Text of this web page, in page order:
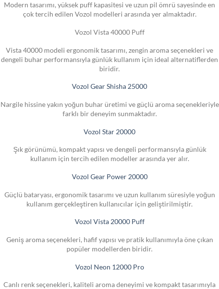
Modern tasarımı, yüksek puff kapasitesi ve uzun pil ömrü sayesinde en
çok tercih edilen Vozol modelleri arasında yer almaktadır.
Vozol Vista 40000 Puff
Vista 40000 modeli ergonomik tasarımı, zengin aroma seçenekleri ve
dengeli buhar performansıyla günlük kullanım için ideal alternatiflerden
biridir.
Vozol Gear Shisha 25000
Nargile hissine yakın yoğun buhar üretimi ve güçlü aroma seçenekleriyle
farklı bir deneyim sunmaktadır.
Vozol Star 20000
Şık görünümü, kompakt yapısı ve dengeli performansıyla günlük
kullanım için tercih edilen modeller arasında yer alır.
Vozol Gear Power 20000
Güçlü bataryası, ergonomik tasarımı ve uzun kullanım süresiyle yoğun
kullanım gerçekleştiren kullanıcılar için geliştirilmiştir.
Vozol Vista 20000 Puff
Geniş aroma seçenekleri, hafif yapısı ve pratik kullanımıyla öne çıkan
popüler modellerden biridir.
Vozol Neon 12000 Pro
Canlı renk seçenekleri, kaliteli aroma deneyimi ve kompakt tasarımıyla